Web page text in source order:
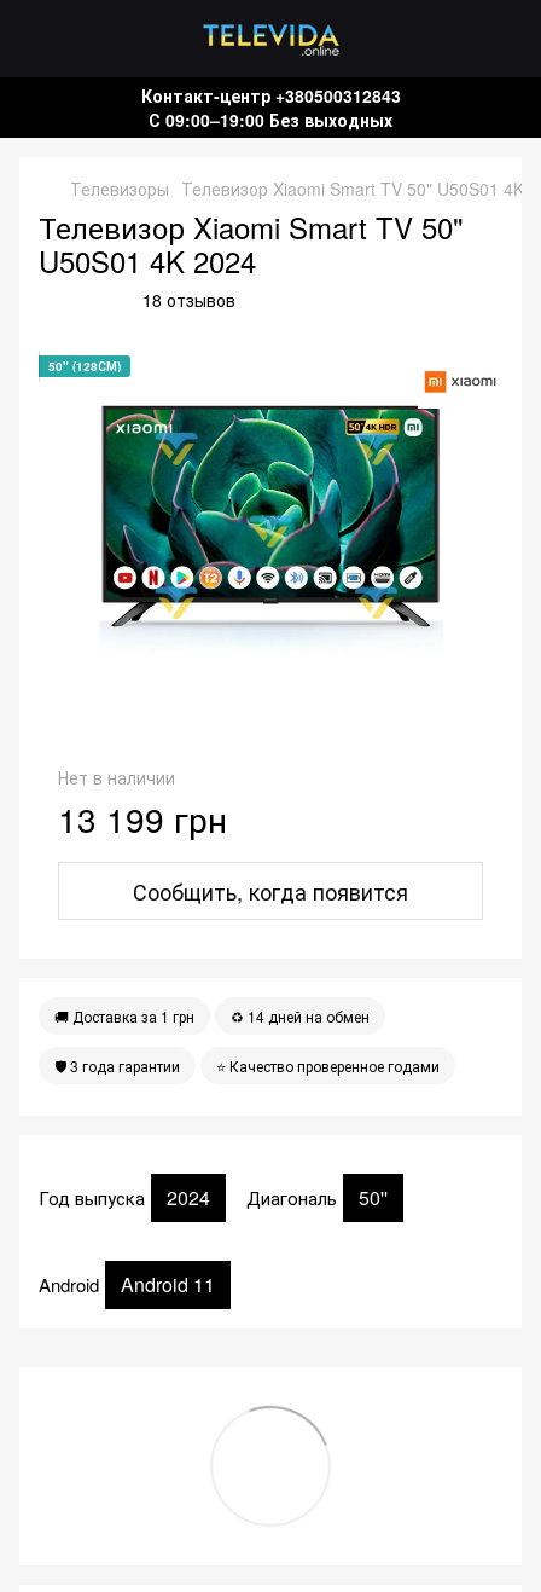
Контакт-центр +380500312843
С 09:00–19:00 Без выходных
Телевизоры Телевизор Xiaomi Smart TV 50" U50S01 4K
Телевизор Xiaomi Smart TV 50"
U50S01 4K 2024
18 отзывов
50" (128СМ)
Нет в наличии
13 199 грн
Сообщить, когда появится
🚚 Доставка за 1 грн ♻️ 14 дней на обмен
🛡 3 года гарантии ⭐️ Качество проверенное годами
Год выпуска 2024 Диагональ 50''
Android Android 11